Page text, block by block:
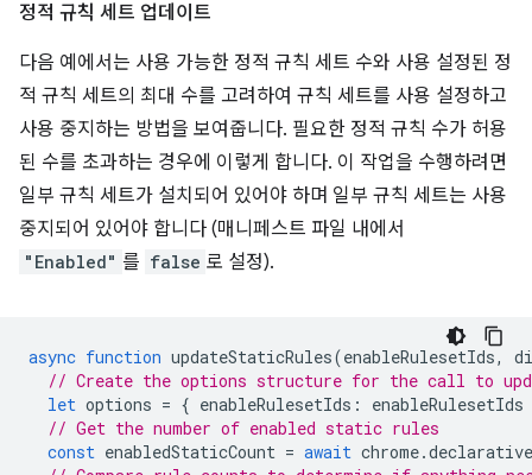
정적 규칙 세트 업데이트
다음 예에서는 사용 가능한 정적 규칙 세트 수와 사용 설정된 정
적 규칙 세트의 최대 수를 고려하여 규칙 세트를 사용 설정하고
사용 중지하는 방법을 보여줍니다. 필요한 정적 규칙 수가 허용
된 수를 초과하는 경우에 이렇게 합니다. 이 작업을 수행하려면
일부 규칙 세트가 설치되어 있어야 하며 일부 규칙 세트는 사용
중지되어 있어야 합니다 (매니페스트 파일 내에서
"Enabled" 를 false 로 설정).
async function updateStaticRules(enableRulesetIds,
// Create the options structure for the call to
let options = { enableRulesetIds :
enableRulesetIds
// Get the number of enabled static rules
const enabledStaticCount = await chrome.